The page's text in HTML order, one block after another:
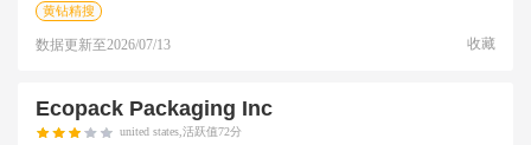
黄钻精搜
数据更新至2026/07/13 收藏
Ecopack Packaging Inc
united states,活跃值72分